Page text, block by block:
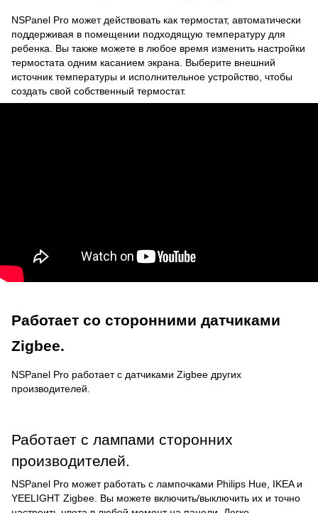
NSPanel Pro может действовать как термостат, автоматически
поддерживая в помещении подходящую температуру для
ребенка. Вы также можете в любое время изменить настройки
термостата одним касанием экрана. Выберите внешний
источник температуры и исполнительное устройство, чтобы
создать свой собственный термостат.
Работает со сторонними датчиками
Zigbee.
NSPanel Pro работает с датчиками Zigbee других
производителей.
Работает с лампами сторонних
производителей.
NSPanel Pro может работать с лампочками Philips Hue, IKEA и
YEELIGHT Zigbee. Вы можете включить/выключить их и точно